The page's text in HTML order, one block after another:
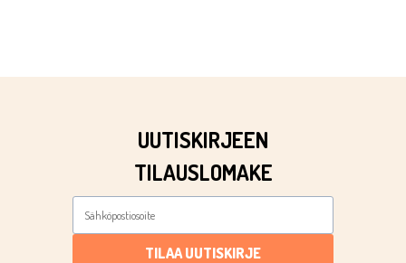
UUTISKIRJEEN
TILAUSLOMAKE
TILAA UUTISKIRJE